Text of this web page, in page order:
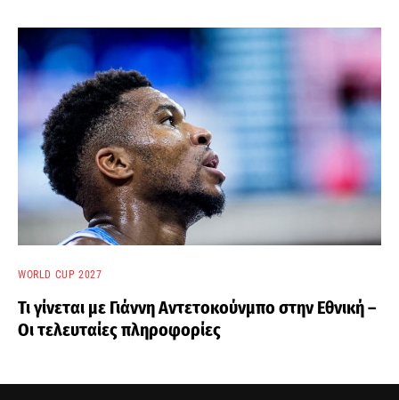
WORLD CUP 2027
Τι γίνεται με Γιάννη Αντετοκούνμπο στην Εθνική –
Οι τελευταίες πληροφορίες